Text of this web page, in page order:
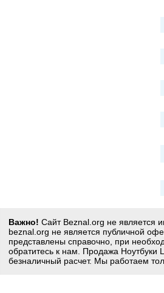
Важно! Сайт Beznal.org не является
beznal.org не является публичной
представлены справочно, при
обратитесь к нам. Продажа Ноутбуки
безналичный расчет. Мы работаем